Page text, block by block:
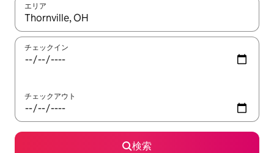
エリア
検索結果が表示されたら、上下の矢印キーを使って移動するか
チェックイン
チェックアウト
検索